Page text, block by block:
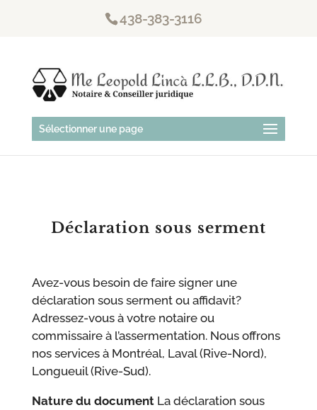
438-383-3116
Sélectionner une page
Déclaration sous serment
Avez-vous besoin de faire signer une
déclaration sous serment ou affidavit?
Adressez-vous à votre notaire ou
commissaire à l’assermentation. Nous offrons
nos services à Montréal, Laval (Rive-Nord),
Longueuil (Rive-Sud).
Nature du document La déclaration sous